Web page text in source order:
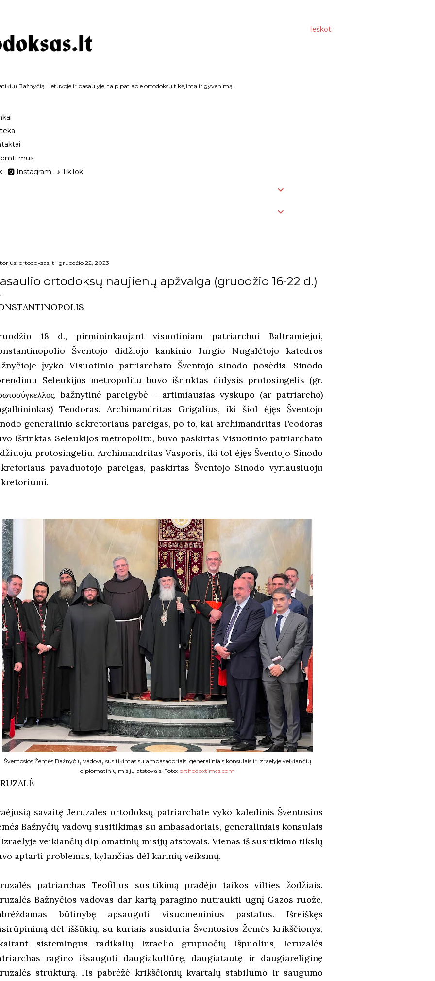
Ieškoti
Bažnyčią Lietuvoje ir pasaulyje, taip pat apie ortodoksų tikėjimą ir gyvenimą.
mus
🅾 Instagram ‎♪ TikTok
ortodoksas.lt gruodžio 22, 2023
ortodoksų naujienų apžvalga (gruodžio 16-22 d.)
18 d., pirmininkaujant visuotiniam patriarchui Baltramiejui,
Šventojo didžiojo kankinio Jurgio Nugalėtojo katedros
įvyko Visuotinio patriarchato Šventojo sinodo posėdis. Sinodo
Seleukijos metropolitu buvo išrinktas didysis protosingelis (gr.
bažnytinė pareigybė - artimiausias vyskupo (ar patriarcho)
Teodoras. Archimandritas Grigalius, iki šiol ėjęs Šventojo
generalinio sekretoriaus pareigas, po to, kai archimandritas Teodoras
išrinktas Seleukijos metropolitu, buvo paskirtas Visuotinio patriarchato
protosingeliu. Archimandritas Vasporis, iki tol ėjęs Šventojo Sinodo
pavaduotojo pareigas, paskirtas Šventojo Sinodo vyriausiuoju
Šventosios Žemės Bažnyčių vadovų susitikimas su ambasadoriais, generaliniais konsulais ir Izraelyje veikiančių
diplomatinių misijų atstovais. Foto: orthodoxtimes.com
savaitę Jeruzalės ortodoksų patriarchate vyko kalėdinis Šventosios
Bažnyčių vadovų susitikimas su ambasadoriais, generaliniais konsulais
veikiančių diplomatinių misijų atstovais. Vienas iš susitikimo tikslų
aptarti problemas, kylančias dėl karinių veiksmų.
patriarchas Teofilius susitikimą pradėjo taikos vilties žodžiais.
Bažnyčios vadovas dar kartą paragino nutraukti ugnį Gazos ruože,
būtinybę apsaugoti visuomeninius pastatus. Išreiškęs
dėl iššūkių, su kuriais susiduria Šventosios Žemės krikščionys,
sistemingus radikalių Izraelio grupuočių išpuolius, Jeruzalės
ragino išsaugoti daugiakultūrę, daugiatautę ir daugiareliginę
struktūrą. Jis pabrėžė krikščionių kvartalų stabilumo ir saugumo